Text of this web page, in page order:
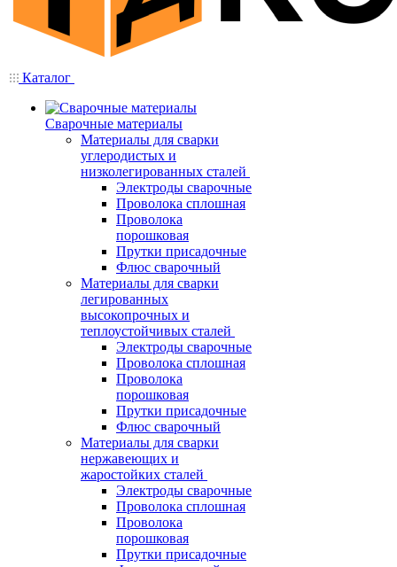
Каталог
Сварочные материалы
Материалы для сварки
углеродистых и
низколегированных сталей
Электроды сварочные
Проволока сплошная
Проволока
порошковая
Прутки присадочные
Флюс сварочный
Материалы для сварки
легированных
высокопрочных и
теплоустойчивых сталей
Электроды сварочные
Проволока сплошная
Проволока
порошковая
Прутки присадочные
Флюс сварочный
Материалы для сварки
нержавеющих и
жаростойких сталей
Электроды сварочные
Проволока сплошная
Проволока
порошковая
Прутки присадочные